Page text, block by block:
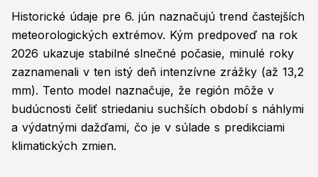
Historické údaje pre 6. jún naznačujú trend častejších
meteorologických extrémov. Kým predpoveď na rok
2026 ukazuje stabilné slnečné počasie, minulé roky
zaznamenali v ten istý deň intenzívne zrážky (až 13,2
mm). Tento model naznačuje, že región môže v
budúcnosti čeliť striedaniu suchších období s náhlymi
a výdatnými dažďami, čo je v súlade s predikciami
klimatických zmien.